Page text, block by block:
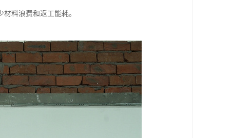
料浪费和返工能耗。